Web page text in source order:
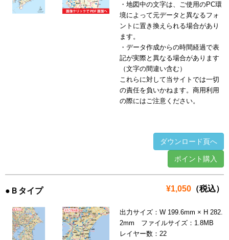
・地図中の文字は、ご使用のPC環
境によって元データと異なるフォ
ントに置き換えられる場合があり
ます。
・データ作成からの時間経過で表
記が実際と異なる場合があります
（文字の間違い含む）
これらに対して当サイトでは一切
の責任を負いかねます。商用利用
の際にはご注意ください。
ダウンロード頁へ
ポイント購入
¥1,050 （税込）
●Ｂタイプ
出力サイズ：W 199.6mm × H 282.
2mm ファイルサイズ：1.8MB
レイヤー数：22